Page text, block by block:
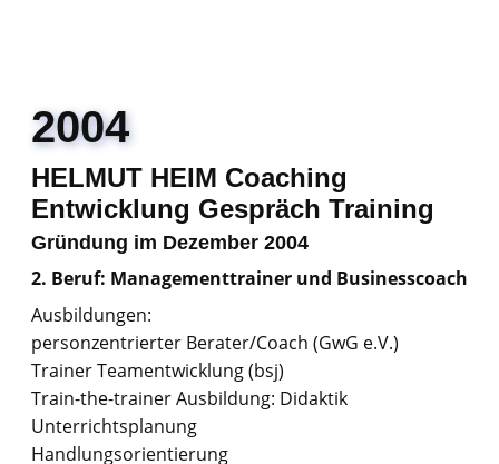
2004
HELMUT HEIM Coaching
Entwicklung Gespräch Training
Gründung im Dezember 2004
2. Beruf: Managementtrainer und Businesscoach
Ausbildungen:
personzentrierter Berater/Coach (GwG e.V.)
Trainer Teamentwicklung (bsj)
Train-the-trainer Ausbildung: Didaktik
Unterrichtsplanung
Handlungsorientierung